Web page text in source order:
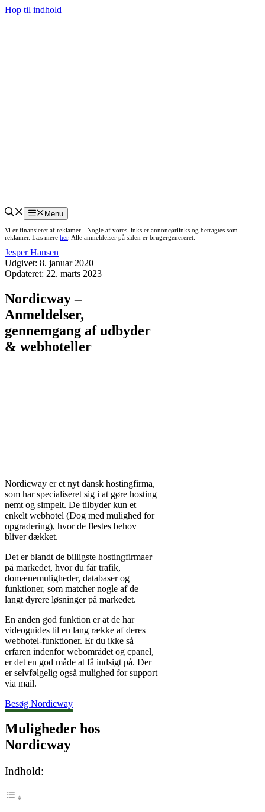
Hop til indhold
Menu
Vi er finansieret af reklamer - Nogle af vores links er annoncørlinks og betragtes som
reklamer. Læs mere her. Alle anmeldelser på siden er brugergenereret.
Jesper Hansen
Udgivet: 8. januar 2020
Opdateret: 22. marts 2023
Nordicway –
Anmeldelser,
gennemgang af udbyder
& webhoteller
Nordicway er et nyt dansk hostingfirma,
som har specialiseret sig i at gøre hosting
nemt og simpelt. De tilbyder kun et
enkelt webhotel (Dog med mulighed for
opgradering), hvor de flestes behov
bliver dækket.
Det er blandt de billigste hostingfirmaer
på markedet, hvor du får trafik,
domænemuligheder, databaser og
funktioner, som matcher nogle af de
langt dyrere løsninger på markedet.
En anden god funktion er at de har
videoguides til en lang række af deres
webhotel-funktioner. Er du ikke så
erfaren indenfor webområdet og cpanel,
er det en god måde at få indsigt på. Der
er selvfølgelig også mulighed for support
via mail.
Besøg Nordicway
Muligheder hos
Nordicway
Indhold: